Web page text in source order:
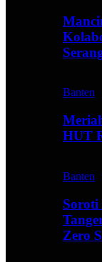
Banten
HUT
Banten
Soroti
Zero